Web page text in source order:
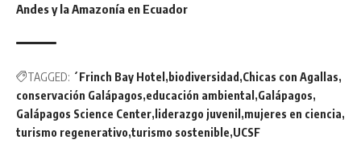
Andes y la Amazonía en Ecuador
TAGGED: ´Frinch Bay Hotel biodiversidad Chicas con Agallas
conservación Galápagos educación ambiental Galápagos
Galápagos Science Center liderazgo juvenil mujeres en ciencia
turismo regenerativo turismo sostenible UCSF